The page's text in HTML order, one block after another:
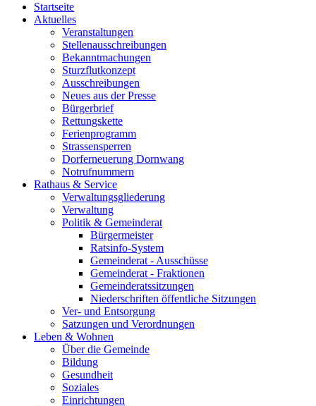
Startseite
Aktuelles
Veranstaltungen
Stellenausschreibungen
Bekanntmachungen
Sturzflutkonzept
Ausschreibungen
Neues aus der Presse
Bürgerbrief
Rettungskette
Ferienprogramm
Strassensperren
Dorferneuerung Dornwang
Notrufnummern
Rathaus & Service
Verwaltungsgliederung
Verwaltung
Politik & Gemeinderat
Bürgermeister
Ratsinfo-System
Gemeinderat - Ausschüsse
Gemeinderat - Fraktionen
Gemeinderatssitzungen
Niederschriften öffentliche Sitzungen
Ver- und Entsorgung
Satzungen und Verordnungen
Leben & Wohnen
Über die Gemeinde
Bildung
Gesundheit
Soziales
Einrichtungen